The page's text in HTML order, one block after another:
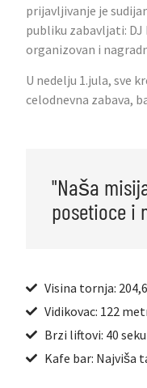
prijavljivanje je
publiku zabavljati: DJ
organizovan i
U nedelju 1.jula, sve
celodnevna zabava,
"Naša
posetioce i
Visina tornja:
Vidikovac: 122
Brzi liftovi: 40
Kafe bar: Najviša